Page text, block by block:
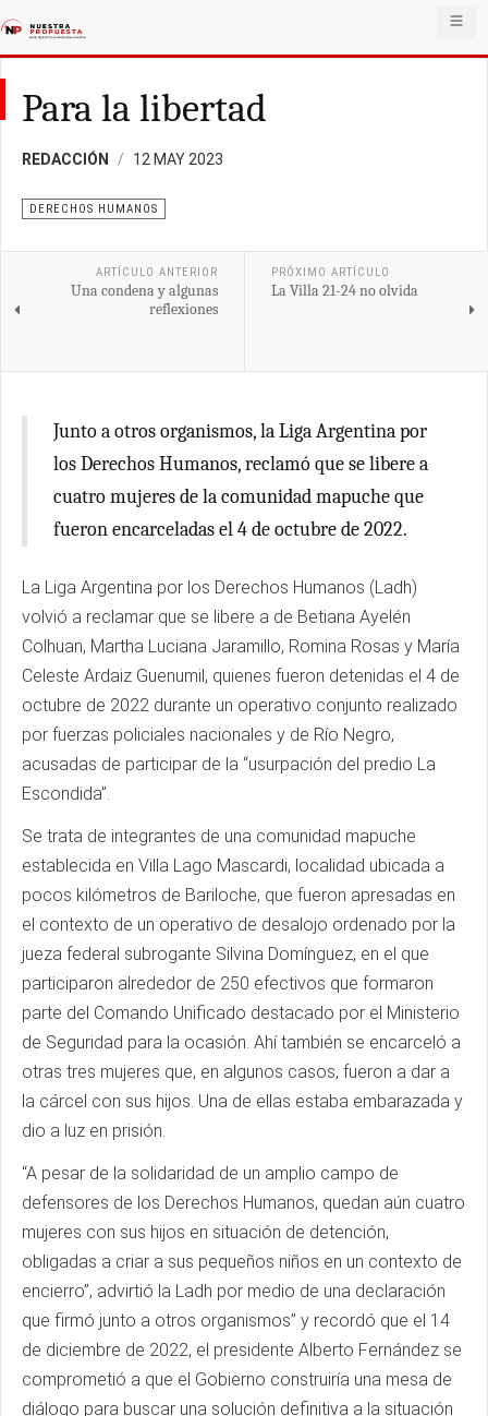
Para la libertad
REDACCIÓN 12 MAY 2023
DERECHOS HUMANOS
ARTÍCULO ANTERIOR
Una condena y algunas
reflexiones
PRÓXIMO ARTÍCULO
La Villa 21-24 no olvida
Junto a otros organismos, la Liga Argentina por
los Derechos Humanos, reclamó que se libere a
cuatro mujeres de la comunidad mapuche que
fueron encarceladas el 4 de octubre de 2022.
La Liga Argentina por los Derechos Humanos (Ladh)
volvió a reclamar que se libere a de Betiana Ayelén
Colhuan, Martha Luciana Jaramillo, Romina Rosas y María
Celeste Ardaiz Guenumil, quienes fueron detenidas el 4 de
octubre de 2022 durante un operativo conjunto realizado
por fuerzas policiales nacionales y de Río Negro,
acusadas de participar de la “usurpación del predio La
Escondida”.
Se trata de integrantes de una comunidad mapuche
establecida en Villa Lago Mascardi, localidad ubicada a
pocos kilómetros de Bariloche, que fueron apresadas en
el contexto de un operativo de desalojo ordenado por la
jueza federal subrogante Silvina Domínguez, en el que
participaron alrededor de 250 efectivos que formaron
parte del Comando Unificado destacado por el Ministerio
de Seguridad para la ocasión. Ahí también se encarceló a
otras tres mujeres que, en algunos casos, fueron a dar a
la cárcel con sus hijos. Una de ellas estaba embarazada y
dio a luz en prisión.
“A pesar de la solidaridad de un amplio campo de
defensores de los Derechos Humanos, quedan aún cuatro
mujeres con sus hijos en situación de detención,
obligadas a criar a sus pequeños niños en un contexto de
encierro”, advirtió la Ladh por medio de una declaración
que firmó junto a otros organismos” y recordó que el 14
de diciembre de 2022, el presidente Alberto Fernández se
comprometió a que el Gobierno construiría una mesa de
diálogo para buscar una solución definitiva a la situación